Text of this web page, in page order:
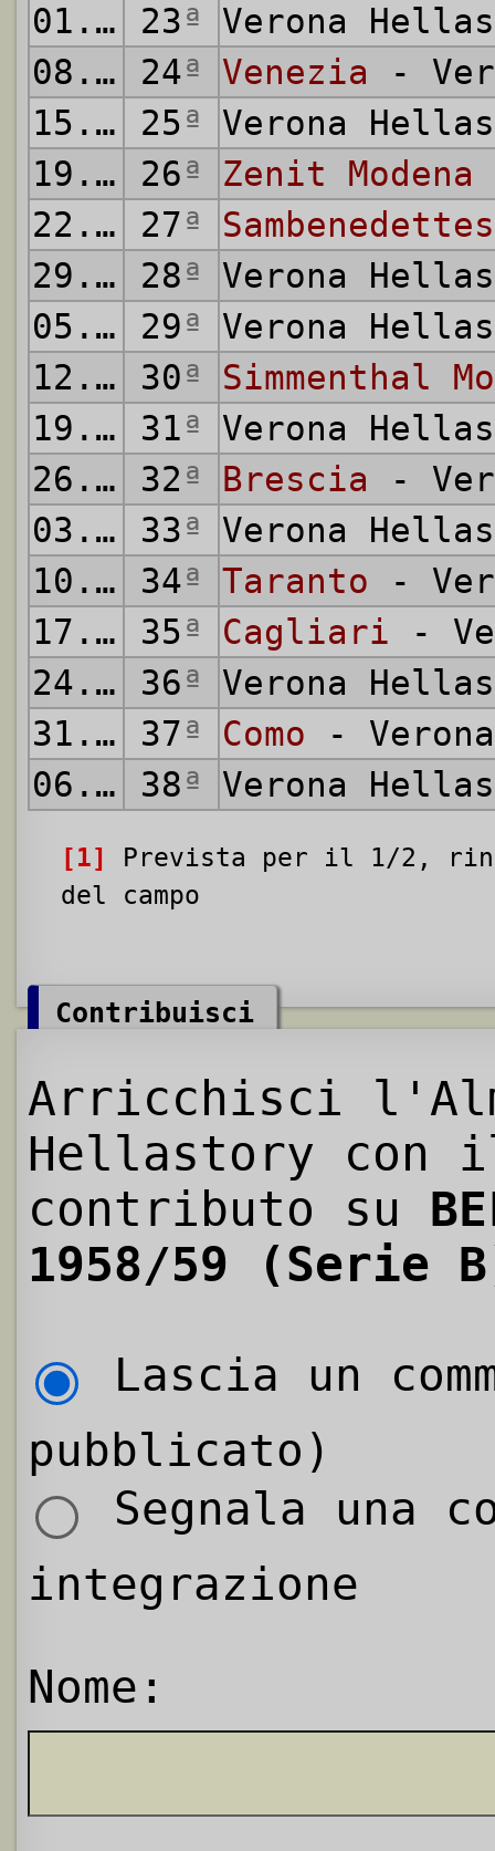
01.03.1959
23ª
Verona
08.03.1959
24ª Venezia -
15.03.1959
25ª
Verona
19.03.1959
26ª Zenit Modena
22.03.1959
27ª
29.03.1959
28ª
Verona
05.04.1959
29ª
Verona
12.04.1959
30ª
Simmenthal
19.04.1959
31ª
Verona
26.04.1959
32ª Brescia -
03.05.1959
33ª
Verona
10.05.1959
34ª Taranto -
17.05.1959
35ª Cagliari -
24.05.1959
36ª
Verona
31.05.1959
37ª Como -
06.06.1959
38ª Verona
[1]
Prevista per il 1/2,
del campo
Contribuisci
Arricchisci
Hellastory con
contributo su
1958/59 (Serie
Lascia un
pubblicato)
Segnala una
integrazione
Nome: